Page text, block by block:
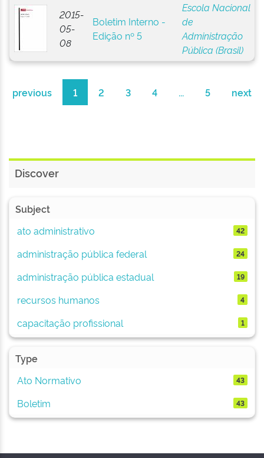
2015-
05-
08
Boletim Interno -
Edição nº 5
Escola Nacional
de
Administração
Pública (Brasil)
previous 1 2 3 4 ... 5 next
Discover
Subject
ato administrativo
42
administração pública federal 24
administração pública estadual 19
recursos humanos 4
capacitação profissional 1
Type
Ato Normativo
43
Boletim 43